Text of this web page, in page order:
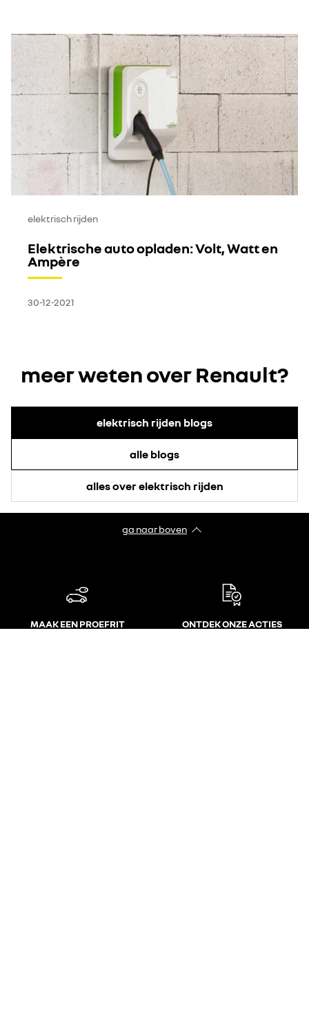
elektrisch rijden
Elektrische auto opladen: Volt, Watt en
Ampère
30-12-2021
meer weten over Renault?
elektrisch rijden blogs
alle blogs
alles over elektrisch rijden
ga naar boven
MAAK EEN PROEFRIT ONTDEK ONZE ACTIES